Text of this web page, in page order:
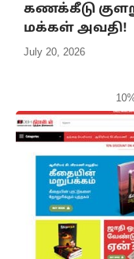
கணக்கீடு
மக்கள் அவதி!
July 20, 2026